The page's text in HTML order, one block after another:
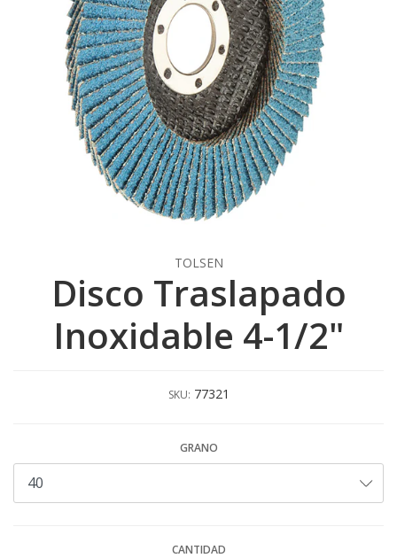
TOLSEN
Disco Traslapado
Inoxidable 4-1/2"
SKU: 77321
GRANO
CANTIDAD